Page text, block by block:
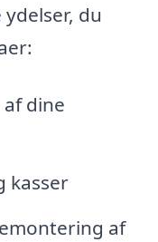
du
dine
kasser
af